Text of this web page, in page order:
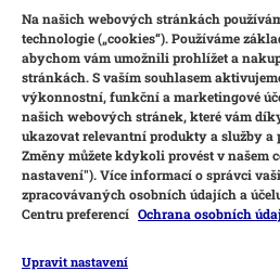
Na našich webových stránkách
technologie („cookies“). Používáme
abychom vám umožnili prohlížet a
stránkách. S vaším souhlasem
výkonnostní, funkční a marketingové
našich webových stránek, které vám
ukazovat relevantní produkty a služby a
Změny můžete kdykoli provést v našem
nastavení"). Více informací o správci
zpracovávaných osobních údajích a
Centru preferencí Ochrana osobních
Upravit nastavení